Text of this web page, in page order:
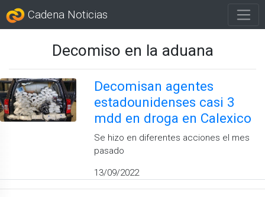
Cadena Noticias
Decomiso en la aduana
Decomisan agentes
estadounidenses casi 3
mdd en droga en Calexico
Se hizo en diferentes acciones el mes
pasado
13/09/2022